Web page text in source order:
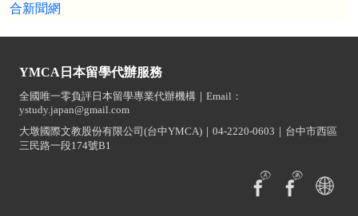
合新聞網
YMCA日本留學代辦服務
全國唯一零負評日本留學專業代辦機構｜Email：
ystudy.japan@gmail.com
大墩國際文教股份有限公司(台中YMCA)｜04-2220-0603｜台中市西區
三民路一段174號B1